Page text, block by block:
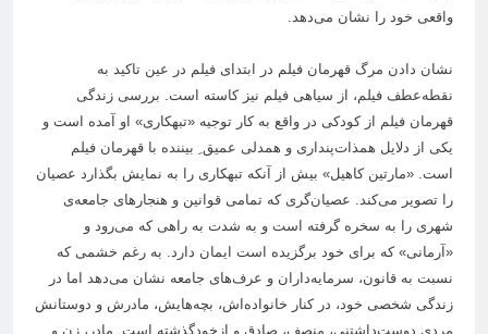
واقعی خود را نشان می‌دهد.
نشان دادن مرگ قهرمان فیلم در ابتدای فیلم در عین تاکید به
نقطه‌عطف فیلم، از سیاهی فیلم نیز کاسته است. بررسی زندگی
قهرمان فیلم از کودکی در واقع به کار توجیه «تبهکاری» او آمده است و
یکی از دلایل همذات‌پنداری و همدلی عمیق ِ بیننده با قهرمان فیلم
است. «مارتین کاهیل» بیش از آنکه تبهکاری را به نمایش بگذارد عصیان
را تصویر می‌کند. عصیان‌گری که تمامی قوانین و هنجارهای جامعه‌ی
شهری را به سخره گرفته است و به شدت به راهی که می‌رود و
«آرمانی» که برای خود برگزیده است ایمان دارد. به رغم خشمی که
نسبت به قانون، سرمایه‌داران و عرف‌های جامعه نشان می‌دهد اما در
زندگی شخصی خود، در کنار خانواده‌اش، بچه‌هایش، مادرش و دوستانش
مردی دوست‌داشتنی، منصف، صادق و ازخودگذشته است. مادر، زن و